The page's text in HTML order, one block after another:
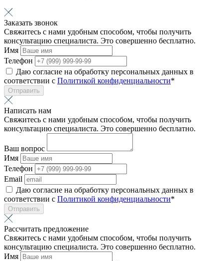
Заказать звонок
Свяжитесь с нами удобным способом, чтобы получить
консультацию специалиста. Это совершенно бесплатно.
Имя
Телефон
Даю согласие на обработку персональных данных в
соответствии с Политикой конфиденциальности*
Отправить
Написать нам
Свяжитесь с нами удобным способом, чтобы получить
консультацию специалиста. Это совершенно бесплатно.
Ваш вопрос
Имя
Телефон
Email
Даю согласие на обработку персональных данных в
соответствии с Политикой конфиденциальности*
Отправить
Рассчитать предложение
Свяжитесь с нами удобным способом, чтобы получить
консультацию специалиста. Это совершенно бесплатно.
Имя